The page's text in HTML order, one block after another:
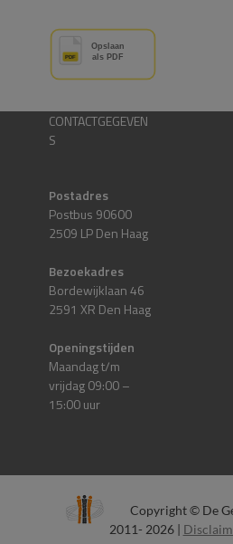
CONTACTGEGEVEN
S
Postadres
Postbus 90600
2509 LP Den Haag
Bezoekadres
Bordewijklaan 46
2591 XR Den Haag
Openingstijden
Maandag t/m
vrijdag 09:00 –
15:00 uur
Copyright © De
2011- 2026 |